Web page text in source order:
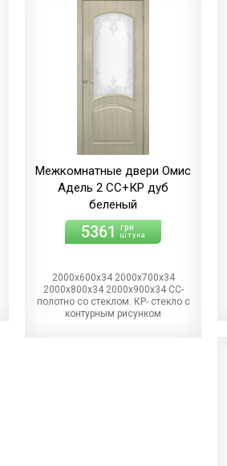
Межкомнатные двери Омис
Адель 2 СС+КР дуб
беленый
5361 грн
штука
2000х600х34 2000х700х34
2000х800х34 2000х900х34 СС-
полотно со стеклом. КР- стекло с
контурным рисунком